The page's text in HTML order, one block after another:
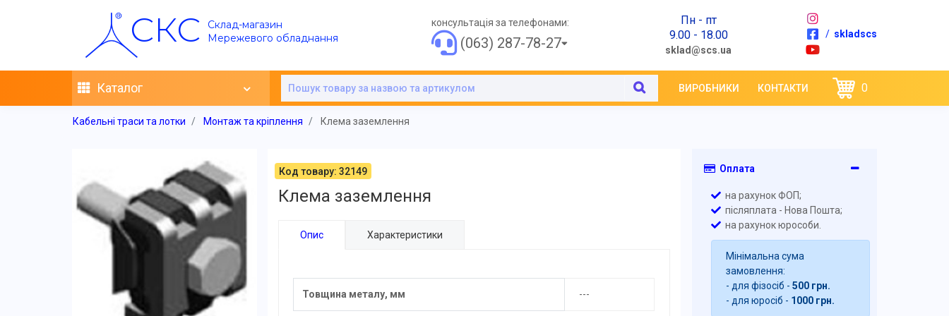
СКС
Склад-магазин
Мережевого обладнання
консультація за телефонами:
(063) 287-78-27
Пн - пт
9.00 - 18.00
sklad@scs.ua
/ skladscs
Каталог ВИРОБНИКИ КОНТАКТИ 0
Кабельні траси та лотки Монтаж та кріплення Клема заземлення
Код товару: 32149
Клема заземлення
Опис Характеристики
Товщина металу, мм ---
Оплата
на рахунок ФОП;
післяплата - Нова Пошта;
на рахунок юрособи.
Мінімальна сума
замовлення:
- для фізосіб - 500 грн.
- для юросіб - 1000 грн.